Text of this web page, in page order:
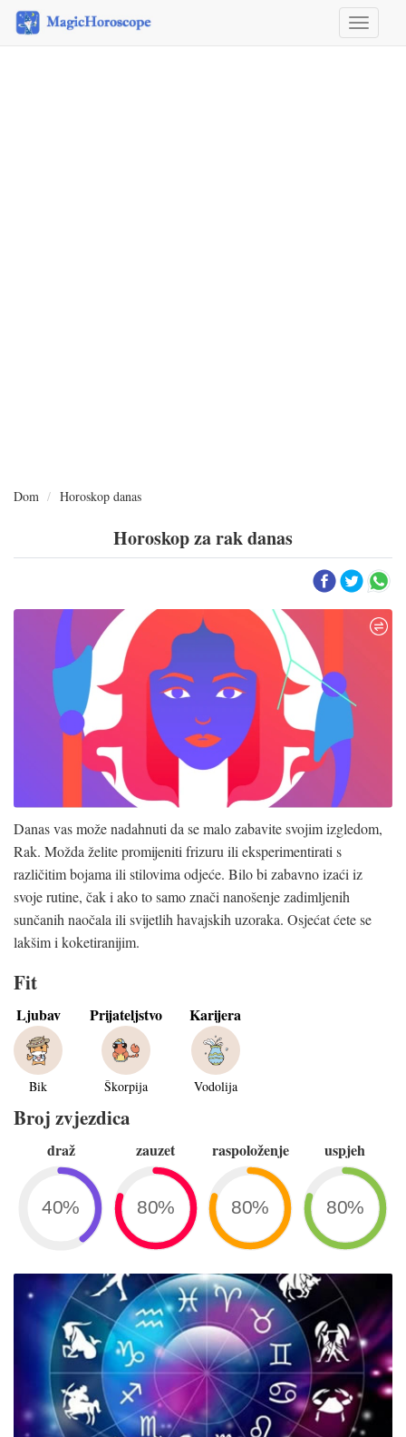
&
Dom Horoskop danas
Horoskop za rak danas
Danas vas može nadahnuti da se malo zabavite svojim izgledom,
Rak. Možda želite promijeniti frizuru ili eksperimentirati s
različitim bojama ili stilovima odjeće. Bilo bi zabavno izaći iz
svoje rutine, čak i ako to samo znači nanošenje zadimljenih
sunčanih naočala ili svijetlih havajskih uzoraka. Osjećat ćete se
lakšim i koketiranijim.
Fit
Ljubav
Bik
Prijateljstvo
Škorpija
Karijera
Vodolija
Broj zvjezdica
draž
40%
zauzet
80%
raspoloženje
80%
uspjeh
80%